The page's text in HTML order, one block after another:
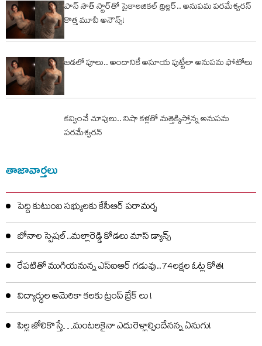
పాన్‌ సౌత్ స్టార్‌తో సైకాలజికల్ థ్రిల్లర్.. అనుపమ పరమేశ్వరన్
కొత్త మూవీ అనౌన్స్!
జడలో పూలు.. అందానికే అసూయ పుట్టేలా అనుపమ ఫోటోలు
కవ్వించే చూపులు.. నిషా కళ్లతో మత్తెక్కిస్తోన్న అనుపమ
పరమేశ్వరన్
తాజావార్తలు
పెద్ది కుటుంబ సభ్యులకు కేసీఆర్ పరామర్శ
బోనాల స్పెషల్..మల్లారెడ్డి కోడలు మాస్ డ్యాన్స్
రేపటితో ముగియనున్న ఎస్‌ఐఆర్ గడువు..74లక్షల ఓట్ల కోత!
విద్యార్ధుల అమెరికా కలకు ట్రంప్ బ్రేక్ లు !
పిల్ల జోలికొస్తే…మంటలకైనా ఎదురెళ్లాల్సిందేనన్న ఏనుగు!